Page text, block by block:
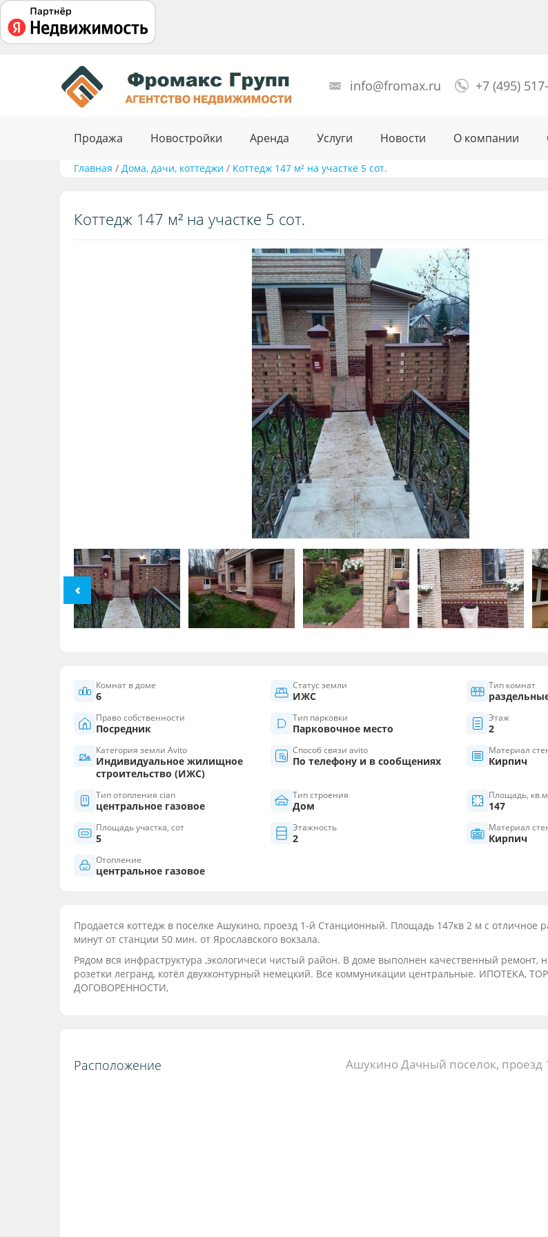
info@fromax.ru +7 (495)
Продажа Новостройки Аренда Услуги Новости О компании
Главная / Дома, дачи, коттеджи / Коттедж 147 м² на участке 5 сот.
Коттедж 147 м² на участке 5 сот.
Комнат в доме
6
Статус земли
ИЖС
Тип комнат
Право собственности
Посредник
Тип парковки
Парковочное место
Этаж
2
Категория земли Avito
Индивидуальное жилищное
строительство (ИЖС)
Способ связи avito
По телефону и в сообщениях
Материал
Кирпич
Тип отопления cian
центральное газовое
Тип строения
Дом
Площадь,
147
Площадь участка, сот
5
Этажность
2
Материал
Кирпич
Отопление
центральное газовое
Продается коттедж в поселке Ашукино, проезд 1-й Станционный. Площадь 147кв 2 м с отличное
минут от станции 50 мин. от Ярославского вокзала.
Рядом вся инфраструктура ,экологичеси чистый район. В доме выполнен качественный ремонт,
розетки легранд, котёл двухконтурный немецкий. Все коммуникации центральные. ИПОТЕКА,
ДОГОВОРЕННОСТИ,
Расположение Ашукино Дачный поселок,